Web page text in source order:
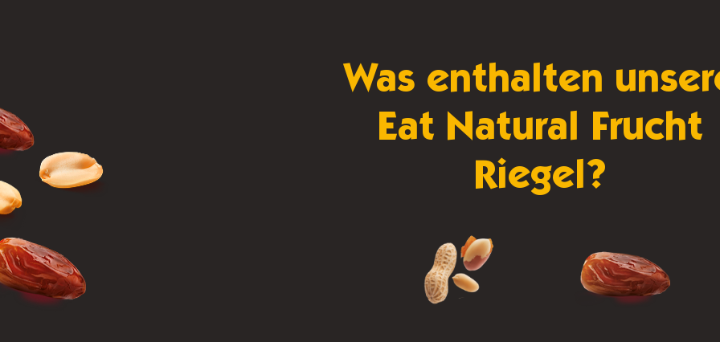
Was enthalten
Eat Natural Frucht
Riegel?